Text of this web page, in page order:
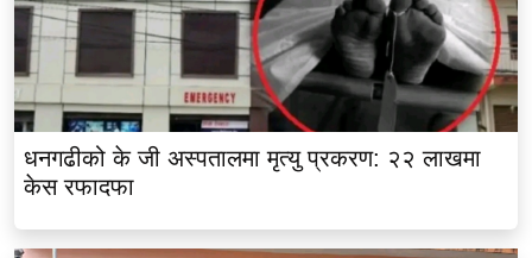
धनगढीको के जी अस्पतालमा मृत्यु प्रकरण: २२ लाखमा
केस रफादफा